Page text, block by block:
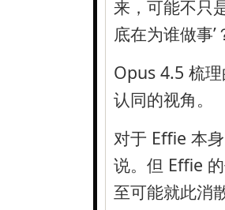
来，可能不只
底在为谁做事’
Opus 4.5 梳
认同的视角。
对于 Effie 本
说。但 Effie
至可能就此消